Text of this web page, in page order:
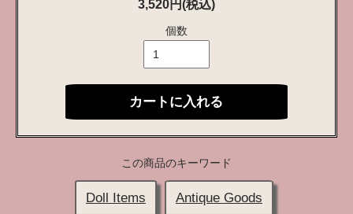
3,520円(税込)
個数
カートに入れる
この商品のキーワード
Doll Items Antique Goods